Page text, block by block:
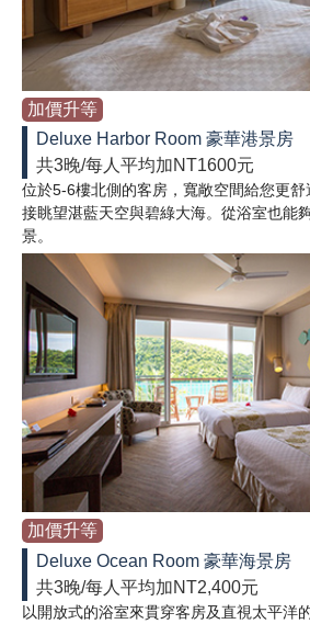
加價升等
Deluxe Harbor Room 豪華港景房
共3晚/每人平均加NT1600元
位於5-6樓北側的客房，寬敞空間給您更
接眺望湛藍天空與碧綠大海。從浴室也能
景。
加價升等
Deluxe Ocean Room 豪華海景房
共3晚/每人平均加NT2,400元
以開放式的浴室來貫穿客房及直視太平洋